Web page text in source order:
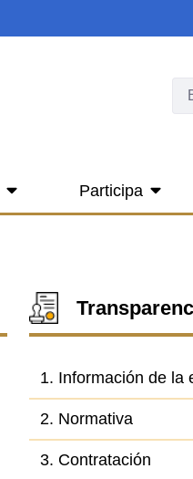
Participa
1. Información de la
2. Normativa
3. Contratación